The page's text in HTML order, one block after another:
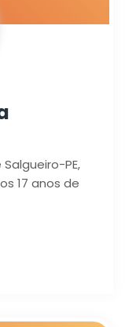
PE,
17 anos de